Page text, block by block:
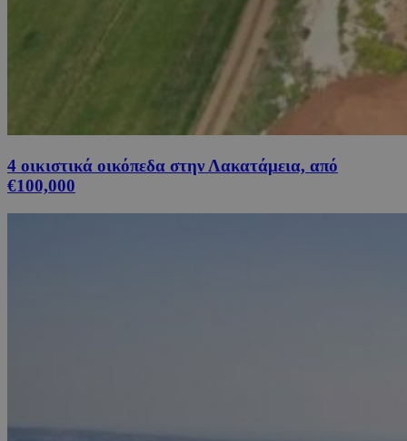
4 οικιστικά οικόπεδα στην Λακατάμεια, από
€100,000